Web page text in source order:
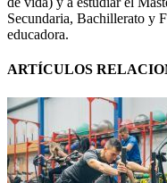
Secundaria, Bachillerato y
educadora.
ARTÍCULOS